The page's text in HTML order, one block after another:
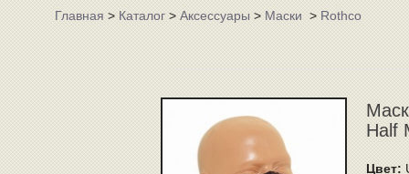
Главная>Каталог>Аксессуары>Маски>Rothco
Half
Цвет: